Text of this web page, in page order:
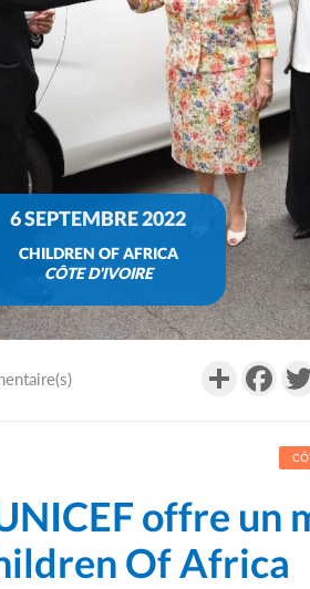
6 SEPTEMBRE 2022
CHILDREN OF AFRICA
CÔTE D'IVOIRE
Partager
offre un
Of Africa